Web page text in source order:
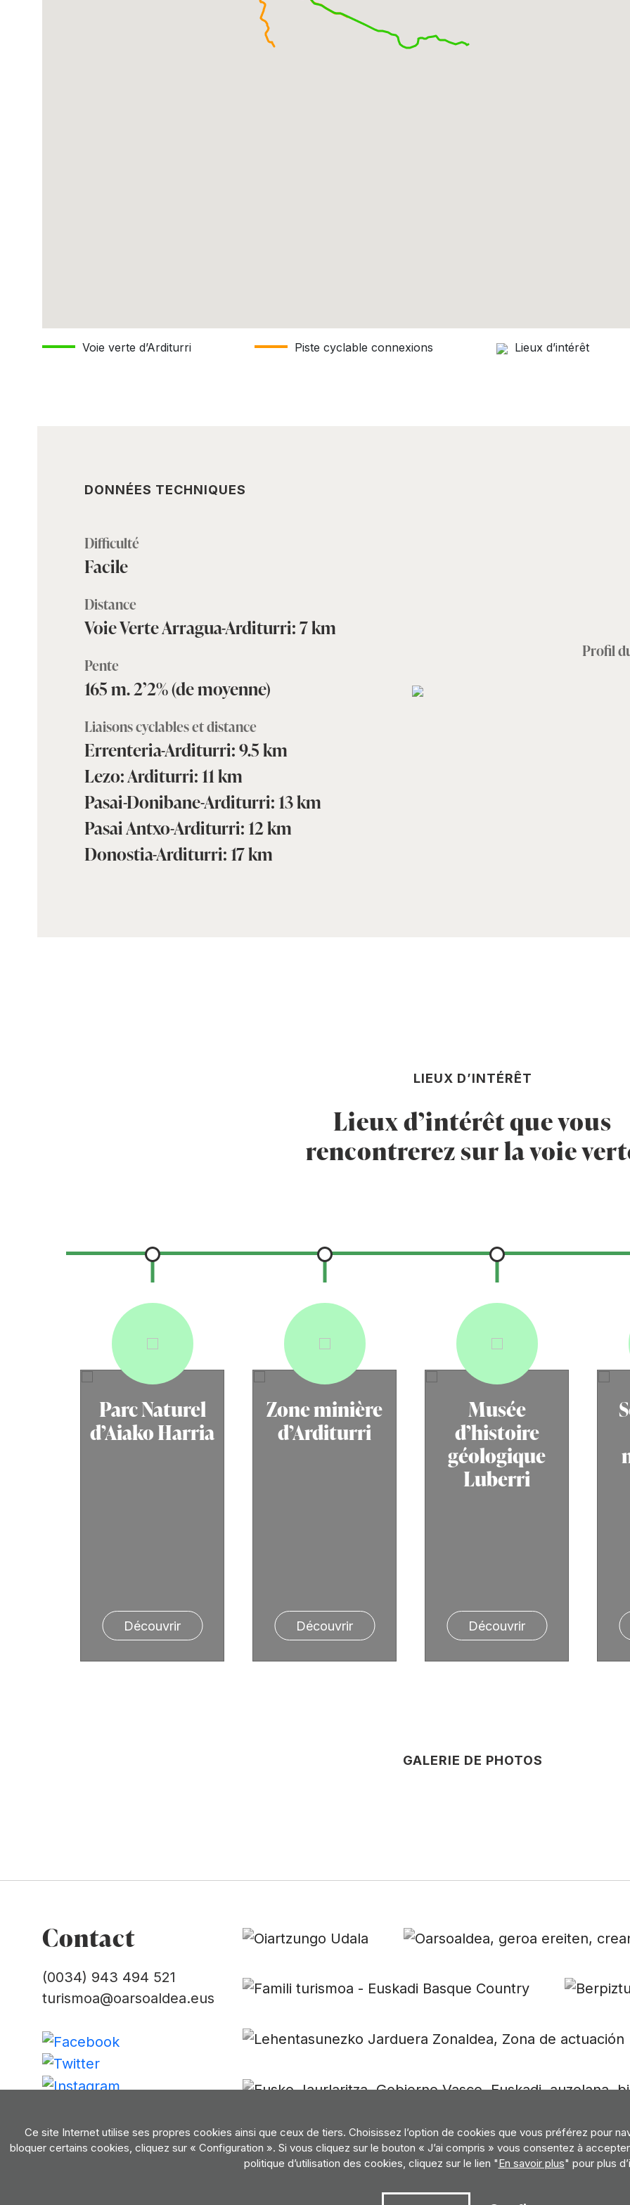
chemin balisé en vert
Voie verte d’Arditurri Chemin balisé en orange
Piste cyclable connexions Lieux d’intérêt
DONNÉES TECHNIQUES
Difficulté
Facile
Distance
Voie Verte Arragua-Arditurri: 7 km
Pente
165 m. 2’2% (de moyenne)
Liaisons cyclables et distance
Errenteria-Arditurri: 9.5 km
Lezo: Arditurri: 11 km
Pasai-Donibane-Arditurri: 13 km
Pasai Antxo-Arditurri: 12 km
Donostia-Arditurri: 17 km
Profil
LIEUX D’INTÉRÊT
Lieux d’intérêt que vous
rencontrerez sur la voie
Parc Naturel
d’Aiako Harria
Découvrir
Zone minière
d’Arditurri
Découvrir
Musée
d’histoire
géologique
Luberri
Découvrir
GALERIE DE PHOTOS
Contact
(0034) 943 494 521
turismoa@oarsoaldea.eus
Contacter
Ce site Internet utilise ses propres cookies ainsi que ceux de tiers. Choisissez l’option de cookies que vous préférez pour
bloquer certains cookies, cliquez sur « Configuration ». Si vous cliquez sur le bouton « J’ai compris » vous consentez à
politique d’utilisation des cookies, cliquez sur le lien "En savoir plus" pour plus